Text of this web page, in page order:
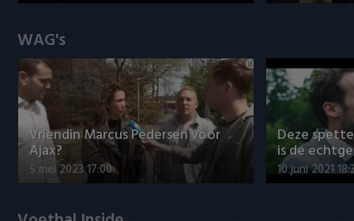
WAG's
Vriendin Marcus Pedersen voor
Ajax?
5 mei 2023 17:00
Deze
is de
10 juni 2021